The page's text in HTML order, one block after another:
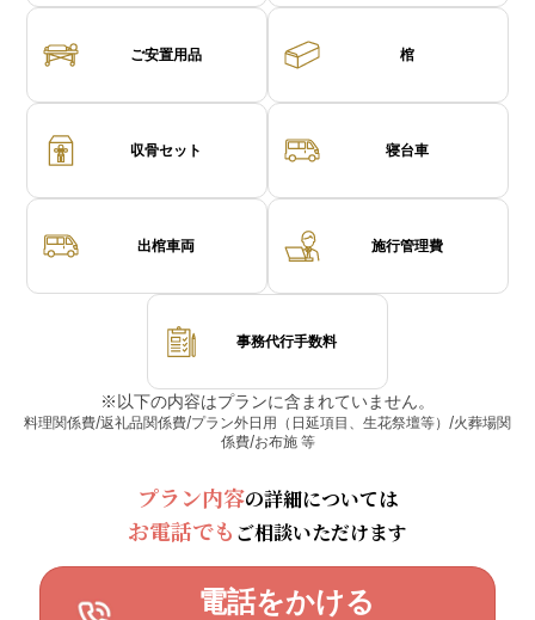
ご安置用品 棺
収骨セット 寝台車
出棺車両 施行管理費
事務代行手数料
※以下の内容はプランに含まれていません。
料理関係費/返礼品関係費/プラン外日用（日延項目、生花祭壇等）/火葬場関
係費/お布施 等
プラン内容の詳細については
お電話でも ご相談いただけます
電話をかける